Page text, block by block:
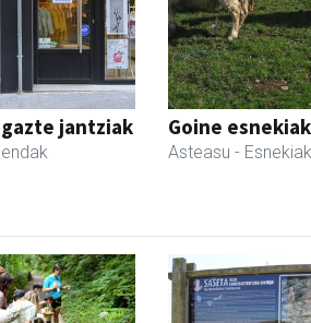
jantziak Goine esnekiak
Asteasu - Esnekiak